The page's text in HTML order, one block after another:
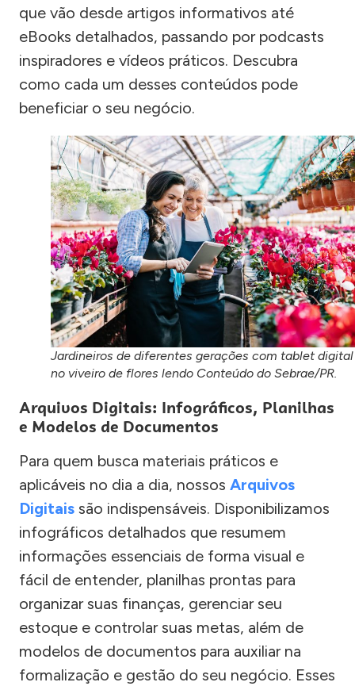
que vão desde artigos informativos até
eBooks detalhados, passando por podcasts
inspiradores e vídeos práticos. Descubra
como cada um desses conteúdos pode
beneficiar o seu negócio.
Jardineiros de diferentes gerações com tablet digital
no viveiro de flores lendo Conteúdo do Sebrae/PR.
Arquivos Digitais: Infográficos, Planilhas
e Modelos de Documentos
Para quem busca materiais práticos e
aplicáveis no dia a dia, nossos Arquivos
Digitais são indispensáveis. Disponibilizamos
infográficos detalhados que resumem
informações essenciais de forma visual e
fácil de entender, planilhas prontas para
organizar suas finanças, gerenciar seu
estoque e controlar suas metas, além de
modelos de documentos para auxiliar na
formalização e gestão do seu negócio. Esses